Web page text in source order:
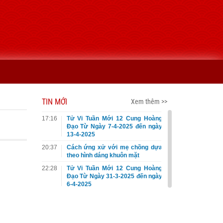
TIN MỚI Xem thêm >>
17:16
Tử Vi Tuần Mới 12 Cung Hoàng
Đạo Từ Ngày 7-4-2025 đến ngày
13-4-2025
20:37
Cách ứng xử với mẹ chồng dựa
theo hình dáng khuôn mặt
22:28
Tử Vi Tuần Mới 12 Cung Hoàng
Đạo Từ Ngày 31-3-2025 đến ngày
6-4-2025